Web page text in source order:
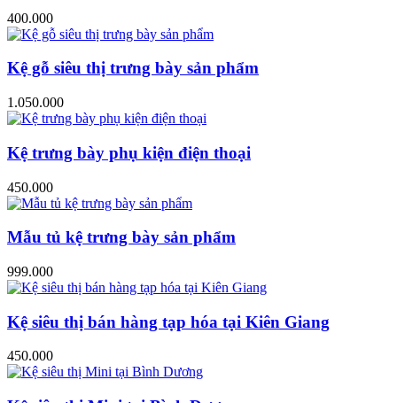
400.000
Kệ gỗ siêu thị trưng bày sản phẩm
1.050.000
Kệ trưng bày phụ kiện điện thoại
450.000
Mẫu tủ kệ trưng bày sản phẩm
999.000
Kệ siêu thị bán hàng tạp hóa tại Kiên Giang
450.000